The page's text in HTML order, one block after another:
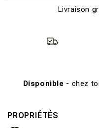
Livraison
Disponible - chez
PROPRIÉTÉS